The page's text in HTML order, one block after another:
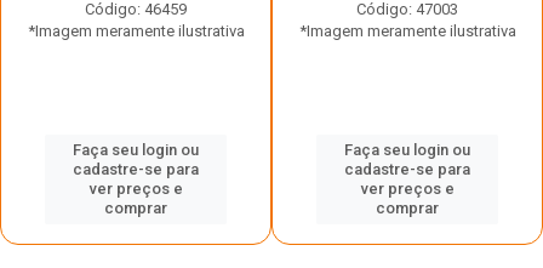
Código: 46459
*Imagem meramente ilustrativa
Faça seu login ou
cadastre-se para
ver preços e
comprar
Código: 47003
*Imagem meramente ilustrativa
Faça seu login ou
cadastre-se para
ver preços e
comprar